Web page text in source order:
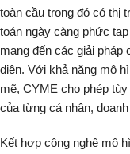
toàn cầu trong đó có thị
toán ngày càng phức
mang đến các giải pháp
diện. Với khả năng mô
mẽ, CYME cho phép
của từng cá nhân,
Kết hợp công nghệ mô